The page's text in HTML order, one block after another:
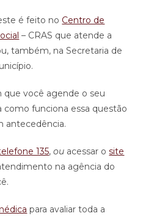
é feito no Centro de
– CRAS que atende a
também, na Secretaria de
você agende o seu
funciona essa questão
antecedência.
135,ou acessar osite
na agência do
para avaliar toda a